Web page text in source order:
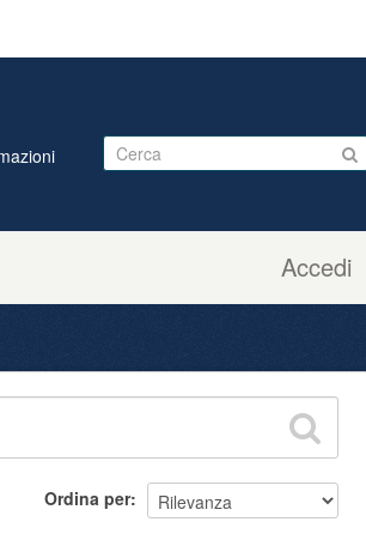
Accedi
Ordina per